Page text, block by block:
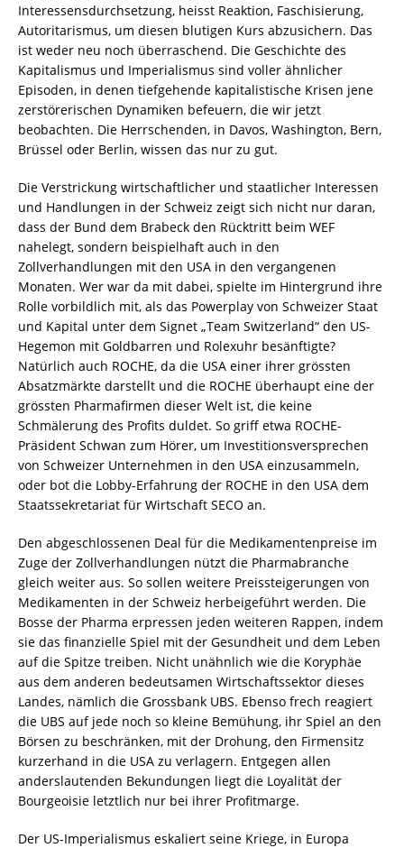
Interessensdurchsetzung, heisst Reaktion, Faschisierung,
Autoritarismus, um diesen blutigen Kurs abzusichern. Das
ist weder neu noch überraschend. Die Geschichte des
Kapitalismus und Imperialismus sind voller ähnlicher
Episoden, in denen tiefgehende kapitalistische Krisen jene
zerstörerischen Dynamiken befeuern, die wir jetzt
beobachten. Die Herrschenden, in Davos, Washington, Bern,
Brüssel oder Berlin, wissen das nur zu gut.
Die Verstrickung wirtschaftlicher und staatlicher Interessen
und Handlungen in der Schweiz zeigt sich nicht nur daran,
dass der Bund dem Brabeck den Rücktritt beim WEF
nahelegt, sondern beispielhaft auch in den
Zollverhandlungen mit den USA in den vergangenen
Monaten. Wer war da mit dabei, spielte im Hintergrund ihre
Rolle vorbildlich mit, als das Powerplay von Schweizer Staat
und Kapital unter dem Signet „Team Switzerland“ den US-
Hegemon mit Goldbarren und Rolexuhr besänftigte?
Natürlich auch ROCHE, da die USA einer ihrer grössten
Absatzmärkte darstellt und die ROCHE überhaupt eine der
grössten Pharmafirmen dieser Welt ist, die keine
Schmälerung des Profits duldet. So griff etwa ROCHE-
Präsident Schwan zum Hörer, um Investitionsversprechen
von Schweizer Unternehmen in den USA einzusammeln,
oder bot die Lobby-Erfahrung der ROCHE in den USA dem
Staatssekretariat für Wirtschaft SECO an.
Den abgeschlossenen Deal für die Medikamentenpreise im
Zuge der Zollverhandlungen nützt die Pharmabranche
gleich weiter aus. So sollen weitere Preissteigerungen von
Medikamenten in der Schweiz herbeigeführt werden. Die
Bosse der Pharma erpressen jeden weiteren Rappen, indem
sie das finanzielle Spiel mit der Gesundheit und dem Leben
auf die Spitze treiben. Nicht unähnlich wie die Koryphäe
aus dem anderen bedeutsamen Wirtschaftssektor dieses
Landes, nämlich die Grossbank UBS. Ebenso frech reagiert
die UBS auf jede noch so kleine Bemühung, ihr Spiel an den
Börsen zu beschränken, mit der Drohung, den Firmensitz
kurzerhand in die USA zu verlagern. Entgegen allen
anderslautenden Bekundungen liegt die Loyalität der
Bourgeoisie letztlich nur bei ihrer Profitmarge.
Der US-Imperialismus eskaliert seine Kriege, in Europa